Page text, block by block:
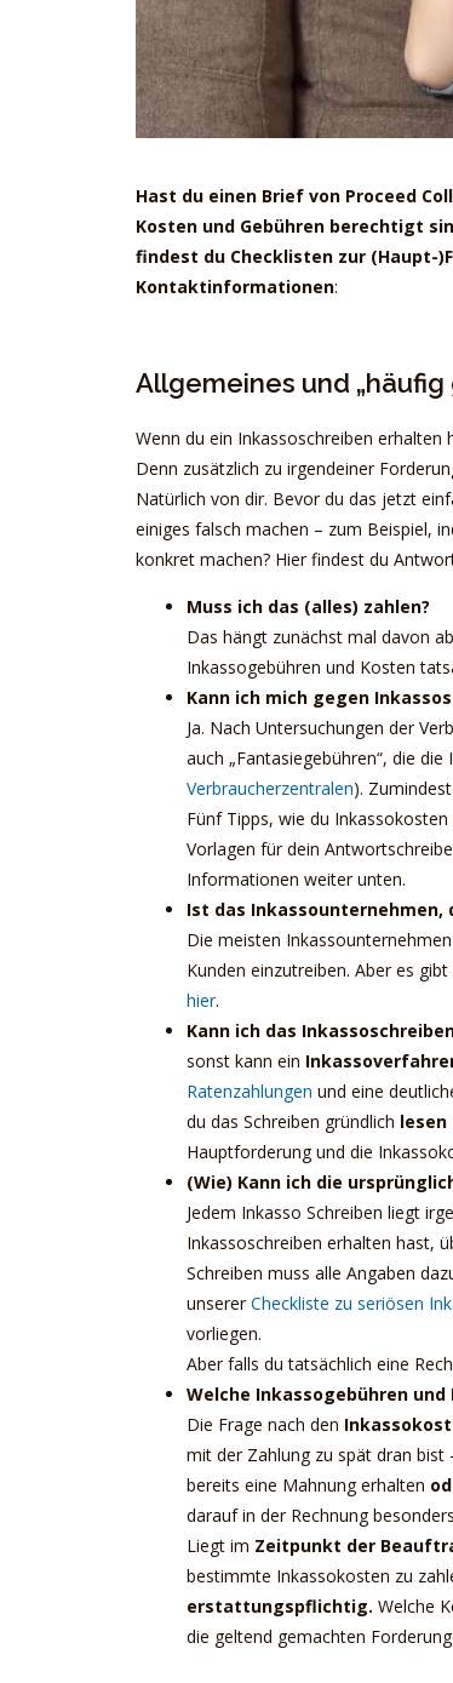
Hast du einen Brief von Proceed
Kosten und Gebühren berechtigt
findest du Checklisten zur (Haupt-
Kontaktinformationen:
Allgemeines und
Wenn du ein Inkassoschreiben erhalten
Denn zusätzlich zu irgendeiner
Natürlich von dir. Bevor du das jetzt
einiges falsch machen – zum Beispiel,
konkret machen? Hier findest du
Muss ich das (alles) zahlen?
Das hängt zunächst mal davon
Inkassogebühren und Kosten
Kann ich mich gegen
Ja. Nach Untersuchungen der
auch „Fantasiegebühren“, die
Verbraucherzentralen).
Fünf Tipps, wie du
Vorlagen für dein
Informationen weiter unten.
Ist das Inkassounternehmen,
Die meisten
Kunden einzutreiben. Aber es
hier.
Kann ich das
sonst kann ein
Ratenzahlungen und eine
du das Schreiben gründlich lesen
Hauptforderung und die
(Wie) Kann ich die
Jedem Inkasso Schreiben liegt
Inkassoschreiben erhalten hast,
Schreiben muss alle Angaben
unsererCheckliste zu seriösen
vorliegen.
Aber falls du tatsächlich eine
Welche Inkassogebühren
Die Frage nach den
mit der Zahlung zu spät dran bist
bereits eine Mahnung erhalten
darauf in der Rechnung
Liegt im Zeitpunkt der
bestimmte Inkassokosten zu
erstattungspflichtig. Welche
die geltend gemachten